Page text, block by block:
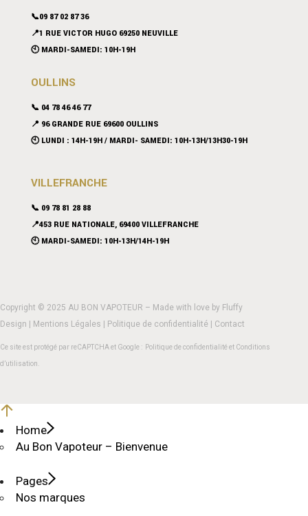
📞09 87 02 87 36
📍1 RUE VICTOR HUGO 69250 NEUVILLE
🕙 MARDI-SAMEDI: 10H-19H
OULLINS
📞 04 78 46 46 77
📍 96 GRANDE RUE 69600 OULLINS
🕙 LUNDI : 14H-19H / MARDI- SAMEDI: 10H-13H/13H30-19H
VILLEFRANCHE
📞 09 78 81 28 88
📍453 RUE NATIONALE, 69400 VILLEFRANCHE
🕙 MARDI-SAMEDI: 10H-13H/14H-19H
Copyright © 2025 AU BON VAPOTEUR – Made with love by Fluffy
Design | Mentions Légales | Politique de confidentialité | Contact
Ce site est protégé par reCAPTCHA et Google : Politique de confidentialitéet Conditions
d’utilisation
Home
Au Bon Vapoteur – Bienvenue
Pages
Nos marques